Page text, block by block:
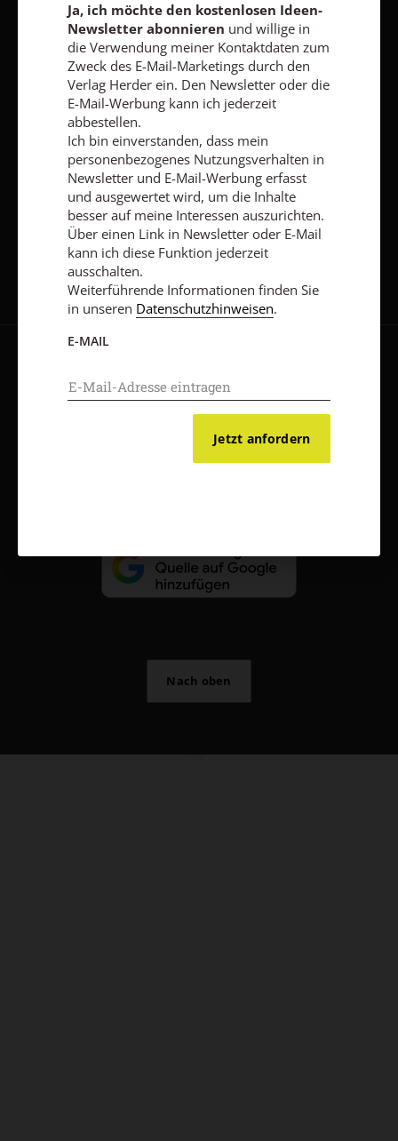
Nutzungsverhalten in Newsletter und E-Mail-Werbung erfasst
und ausgewertet wird, um die Inhalte besser auf meine
Interessen auszurichten. Über einen Link in Newsletter oder E-
Mail kann ich diese Funktion jederzeit ausschalten.
Weiterführende Informationen finden Sie in unseren
Datenschutzhinweisen.
Jetzt anmelden
Impressum
Nach oben
Ja, ich möchte den kostenlosen Ideen-
Newsletter abonnieren und willige in
die Verwendung meiner Kontaktdaten zum
Zweck des E-Mail-Marketings durch den
Verlag Herder ein. Den Newsletter oder die
E-Mail-Werbung kann ich jederzeit
abbestellen.
Ich bin einverstanden, dass mein
personenbezogenes Nutzungsverhalten in
Newsletter und E-Mail-Werbung erfasst
und ausgewertet wird, um die Inhalte
besser auf meine Interessen auszurichten.
Über einen Link in Newsletter oder E-Mail
kann ich diese Funktion jederzeit
ausschalten.
Weiterführende Informationen finden Sie
in unseren Datenschutzhinweisen.
E-MAIL
Jetzt anfordern